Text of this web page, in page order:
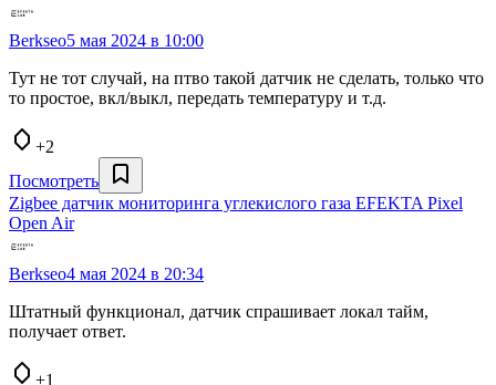
Berkseo5 мая 2024 в 10:00
Тут не тот случай, на птво такой датчик не сделать, только что
то простое, вкл/выкл, передать температуру и т.д.
+2
Посмотреть
Zigbee датчик мониторинга углекислого газа EFEKTA Pixel
Open Air
Berkseo4 мая 2024 в 20:34
Штатный функционал, датчик спрашивает локал тайм,
получает ответ.
+1